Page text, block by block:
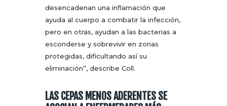
desencadenan una inflamación que
ayuda al cuerpo a combatir la infección,
pero en otras, ayudan a las bacterias a
esconderse y sobrevivir en zonas
protegidas, dificultando así su
eliminación”, describe Coll.
LAS CEPAS MENOS ADERENTES SE